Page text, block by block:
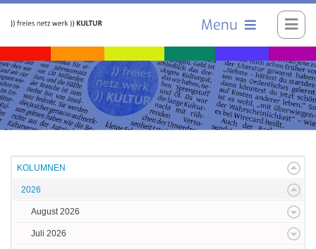
Menu
KOLUMNEN
2026
August 2026
Juli 2026